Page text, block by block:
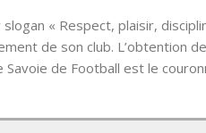
slogan « Respect, plaisir,
de son club. L’obtention
Savoie de Football est le